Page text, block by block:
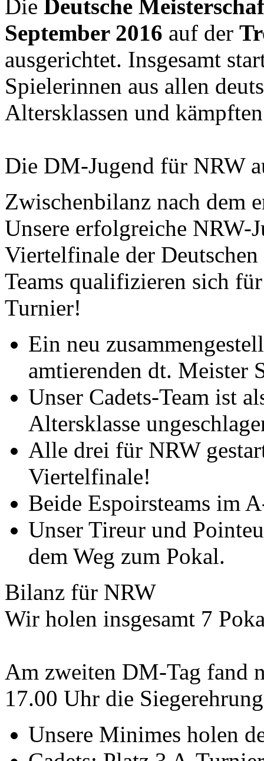
Die Deutsche
September 2016 auf der
ausgerichtet. Insgesamt
Spielerinnen aus allen
Altersklassen und
Die DM-Jugend für NRW
Zwischenbilanz nach dem
Unsere erfolgreiche NRW-
Viertelfinale der
Teams qualifizieren sich
Turnier!
Ein neu
amtierenden dt. Meister
Unser Cadets-Team ist
Altersklasse
Alle drei für NRW
Viertelfinale!
Beide Espoirsteams im
Unser Tireur und
dem Weg zum Pokal.
Bilanz für NRW
Wir holen insgesamt 7
Am zweiten DM-Tag fand
17.00 Uhr die
Unsere Minimes holen